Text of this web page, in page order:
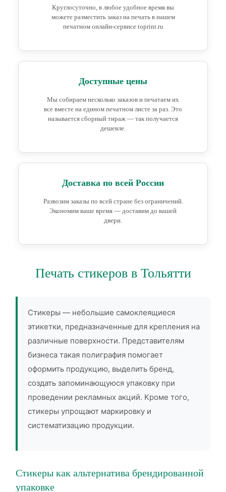
Круглосуточно, в любое удобное время вы
можете разместить заказ на печать в нашем
печатном онлайн-сервисе toprint.ru
Доступные цены
Мы собираем несколько заказов и печатаем их
все вместе на едином печатном листе за раз. Это
называется сборный тираж — так получается
дешевле.
Доставка по всей России
Развозим заказы по всей стране без ограничений.
Экономим ваше время — доставим до вашей
двери.
Печать стикеров в Тольятти
Стикеры — небольшие самоклеящиеся
этикетки, предназначенные для крепления на
различные поверхности. Представителям
бизнеса такая полиграфия помогает
оформить продукцию, выделить бренд,
создать запоминающуюся упаковку при
проведении рекламных акций. Кроме того,
стикеры упрощают маркировку и
систематизацию продукции.
Стикеры как альтернатива брендированной
упаковке